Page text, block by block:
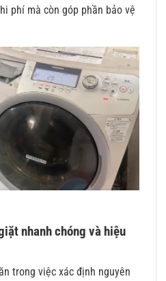
phí mà còn góp phần bảo vệ
nhanh chóng và hiệu
trong việc xác định nguyên